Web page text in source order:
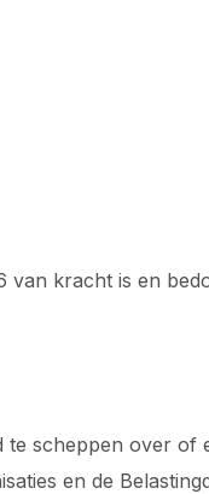
van kracht is en
scheppen over
en de